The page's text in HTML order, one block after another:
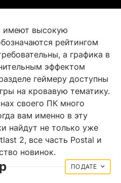
имеют высокую
рейтингом
а графика в
эффектом
геймеру доступны
на кровавую тематику.
своего ПК много
вам именно в эту
найдут не только уже
2, все часть Postal и
новинок.
ДАТЕ